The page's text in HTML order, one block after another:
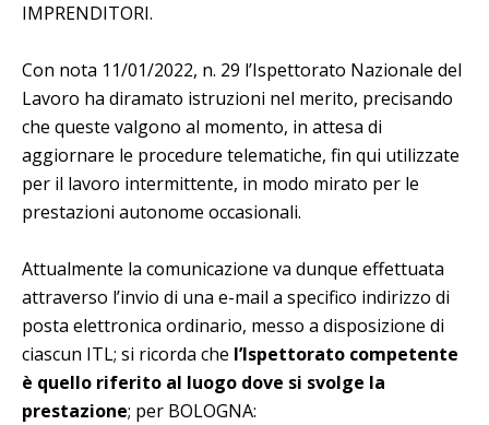
IMPRENDITORI.
Con nota 11/01/2022, n. 29 l’Ispettorato Nazionale del
Lavoro ha diramato istruzioni nel merito, precisando
che queste valgono al momento, in attesa di
aggiornare le procedure telematiche, fin qui utilizzate
per il lavoro intermittente, in modo mirato per le
prestazioni autonome occasionali.
Attualmente la comunicazione va dunque effettuata
attraverso l’invio di una e-mail a specifico indirizzo di
posta elettronica ordinario, messo a disposizione di
ciascun ITL; si ricorda che l’Ispettorato competente
è quello riferito al luogo dove si svolge la
prestazione; per BOLOGNA: